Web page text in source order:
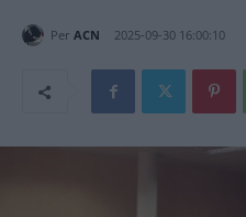
Per ACN 2025-09-30 16:00:10